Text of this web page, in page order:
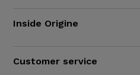
Inside Origine
Customer service